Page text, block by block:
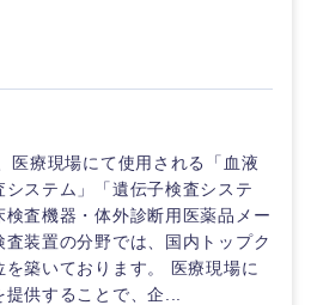
医療現場にて使用される「血液
ステム」「遺伝子検査システ
検査機器・体外診断用医薬品メー
装置の分野では、国内トップク
築いております。 医療現場に
供することで、企...